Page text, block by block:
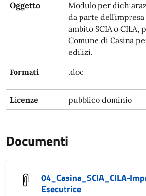
Oggetto
Modulo per
da parte
ambito SCIA o CILA,
Comune di Casina
edilizi.
Formati .doc
Licenze pubblico dominio
Documenti
04_Casina_SCIA_CILA-
Esecutrice